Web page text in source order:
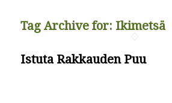
Tag Archive for: Ikimetsä
Istuta Rakkauden Puu